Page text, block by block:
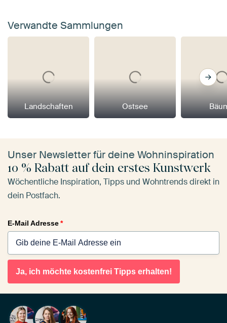
Verwandte Sammlungen
Landschaften Ostsee
Unser Newsletter für deine Wohninspiration
10 % Rabatt auf dein erstes Kunstwerk
Wöchentliche Inspiration, Tipps und Wohntrends direkt in
dein Postfach.
E-Mail Adresse*
Ja, ich möchte kostenfrei Tipps erhalten!